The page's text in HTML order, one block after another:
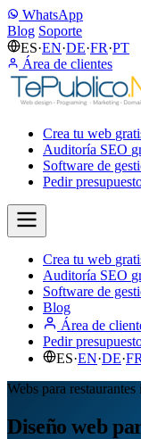
WhatsApp
Blog Soporte
ES·EN·DE·FR·PT
Área de clientes
Crea tu web
Auditoría SEO
Software de
Pedir
Crea tu web
Auditoría SEO
Software de
Blog
Área de
Pedir
ES·EN·DE·FR
Webs para restaurantes
Diseño web